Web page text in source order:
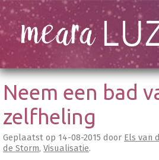
Neem een bad
zelfheling
Geplaatst op 14-08-2015 door Els van
de Storm, Visualisatie.